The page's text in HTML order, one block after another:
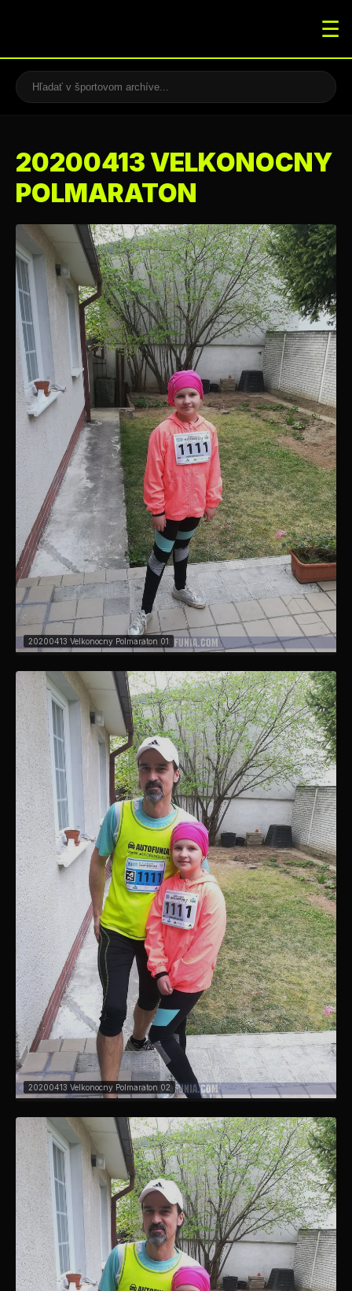
☰
20200413 VELKONOCNY
POLMARATON
20200413 Velkonocny Polmaraton 01
20200413 Velkonocny Polmaraton 02